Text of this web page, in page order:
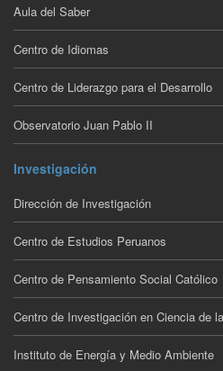
Aula del Saber
Centro de Idiomas
Centro de Liderazgo para el Desarrollo
Observatorio Juan Pablo II
Investigación
Dirección de Investigación
Centro de Estudios Peruanos
Centro de Pensamiento Social Católico
Centro de Investigación en Ciencia de
Instituto de Energía y Medio Ambiente